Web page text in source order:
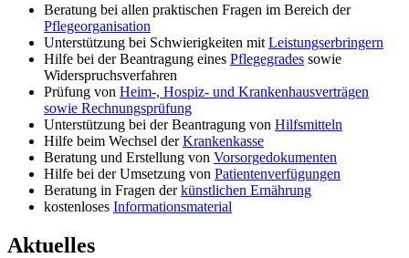
Beratung bei allen praktischen Fragen im Bereich der
Pflegeorganisation
Unterstützung bei Schwierigkeiten mit Leistungserbringern
Hilfe bei der Beantragung eines Pflegegrades sowie
Widerspruchsverfahren
Prüfung von Heim-, Hospiz- und Krankenhausverträgen
sowie Rechnungsprüfung
Unterstützung bei der Beantragung von Hilfsmitteln
Hilfe beim Wechsel derKrankenkasse
Beratung und Erstellung von Vorsorgedokumenten
Hilfe bei der Umsetzung von Patientenverfügungen
Beratung in Fragen derkünstlichen Ernährung
kostenloses Informationsmaterial
Aktuelles